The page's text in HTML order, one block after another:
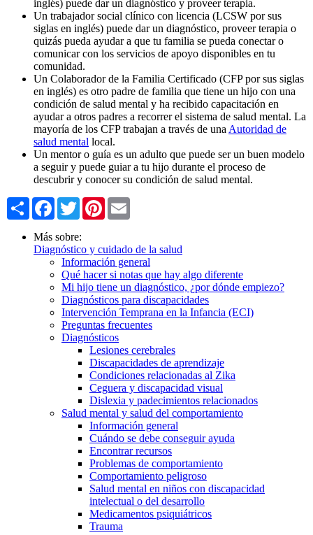
inglés) puede dar un diagnóstico y proveer terapia.
Un trabajador social clínico con licencia (LCSW por sus
siglas en inglés) puede dar un diagnóstico, proveer terapia o
quizás pueda ayudar a que tu familia se pueda conectar o
comunicar con los servicios de apoyo disponibles en tu
comunidad.
Un Colaborador de la Familia Certificado (CFP por sus siglas
en inglés) es otro padre de familia que tiene un hijo con una
condición de salud mental y ha recibido capacitación en
ayudar a otros padres a recorrer el sistema de salud mental. La
mayoría de los CFP trabajan a través de una Autoridad de
salud mental local.
Un mentor o guía es un adulto que puede ser un buen modelo
a seguir y puede guiar a tu hijo durante el proceso de
descubrir y conocer su condición de salud mental.
Share Facebook
TwitterPinterest
Más sobre:
Diagnóstico y cuidado de la salud
Información general
Qué hacer si notas que hay algo diferente
Mi hijo tiene un diagnóstico, ¿por dónde empiezo?
Diagnósticos para discapacidades
Intervención Temprana en la Infancia (ECI)
Preguntas frecuentes
Diagnósticos
Lesiones cerebrales
Discapacidades de aprendizaje
Condiciones relacionadas al Zika
Ceguera y discapacidad visual
Dislexia y padecimientos relacionados
Salud mental y salud del comportamiento
Información general
Cuándo se debe conseguir ayuda
Encontrar recursos
Problemas de comportamiento
Comportamiento peligroso
Salud mental en niños con discapacidad
intelectual o del desarrollo
Medicamentos psiquiátricos
Trauma